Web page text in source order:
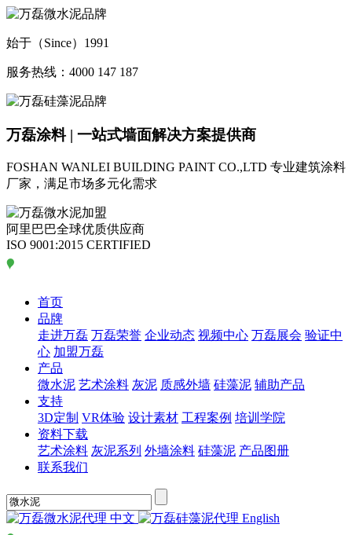
始于（Since）1991
服务热线：4000 147 187
万磊涂料 | 一站式墙面解决方案提供商
FOSHAN WANLEI BUILDING PAINT CO.,LTD 专业建筑涂料
厂家，满足市场多元化需求
阿里巴巴全球优质供应商
ISO 9001:2015 CERTIFIED
首页
品牌
走进万磊 万磊荣誉 企业动态 视频中心 万磊展会 验证中
心 加盟万磊
产品
微水泥 艺术涂料 灰泥 质感外墙 硅藻泥 辅助产品
支持
3D定制 VR体验 设计素材 工程案例 培训学院
资料下载
艺术涂料 灰泥系列 外墙涂料 硅藻泥 产品图册
联系我们
中文 English